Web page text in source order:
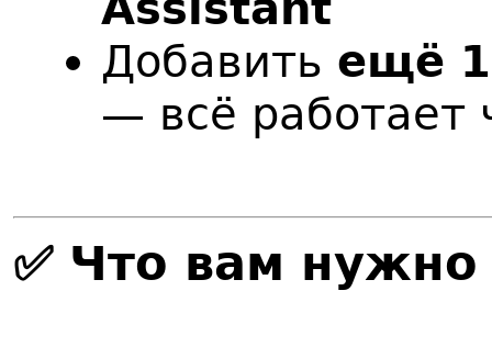
Добавить ещё
— всё работает
✅ Что вам нужно